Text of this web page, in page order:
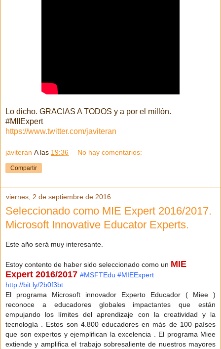
Lo dicho. GRACIAS A TODOS y a por el millón.
#MIIExpert
https://www.twitter.com/javiteran
javiteran A las 19:36 No hay comentarios:
Compartir
viernes, 2 de septiembre de 2016
Seleccionado como MIE Expert 2016/2017.
Microsoft Innovative Educator Experts.
Este año será muy interesante.
Estoy contento de haber sido seleccionado como un MIE
Expert 2016/2017 #MSFTEdu #MIEExpert
http://bit.ly/2b0f3bt
El programa Microsoft innovador Experto Educador ( Miee )
reconoce a educadores globales impactantes que están
empujando los límites del aprendizaje con la creatividad y la
tecnología . Estos son 4.800 educadores en más de 100 países
que son expertos y ejemplifican la excelencia . El programa Miee
extiende y amplifica el trabajo sobresaliente de nuestros mayores